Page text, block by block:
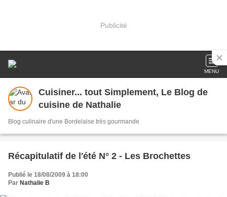
Publicité
MENU
Cuisiner... tout Simplement, Le Blog de
cuisine de Nathalie
Blog culinaire d'une Bordelaise très gourmande
Récapitulatif de l'été N° 2 - Les Brochettes
Publié le 18/08/2009 à 18:00
Par Nathalie B